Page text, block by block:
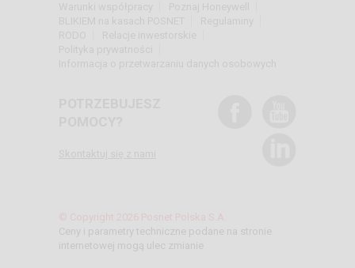
Ceny i parametry techniczne podane na stronie
internetowej mogą ulec zmianie